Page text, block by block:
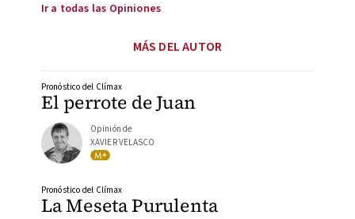
Ir a todas las Opiniones
MÁS DEL AUTOR
El perrote de Juan
Pronóstico del Clímax
Opinión de
XAVIER VELASCO
La Meseta Purulenta
Pronóstico del Clímax